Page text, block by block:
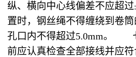
纵、横向中心线偏差不应超
置时，钢丝绳不得缠绕到卷
孔口内不得超过5.0mm。
前应认真检查全部接线并应